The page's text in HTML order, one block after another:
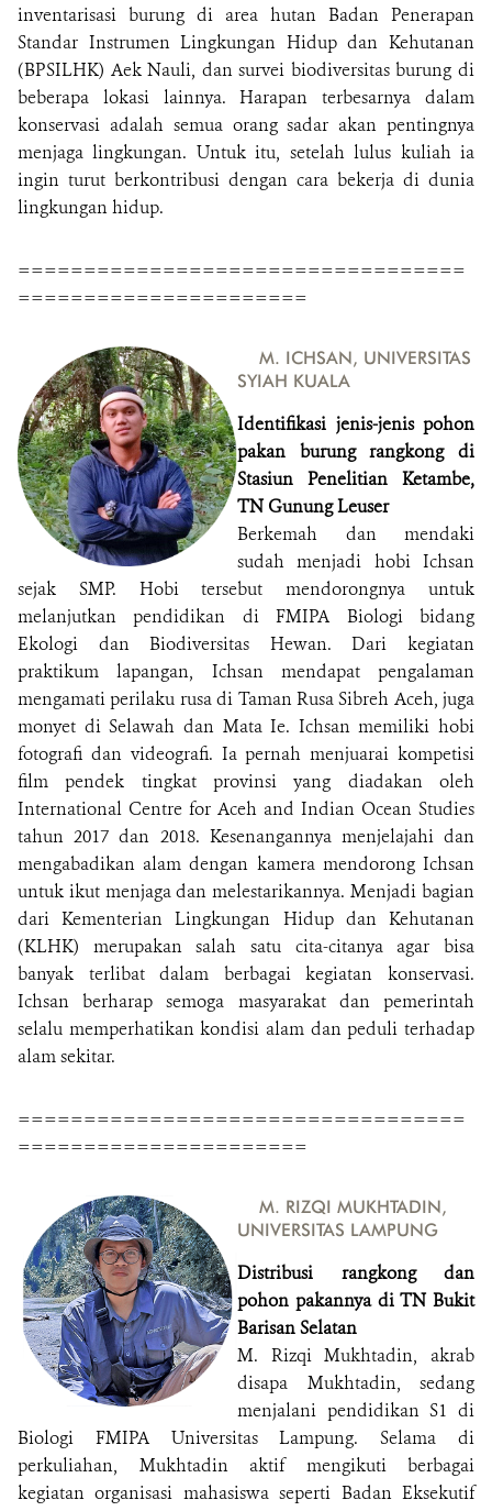
inventarisasi burung di area hutan Badan Penerapan
Standar Instrumen Lingkungan Hidup dan Kehutanan
(BPSILHK) Aek Nauli, dan survei biodiversitas burung di
beberapa lokasi lainnya. Harapan terbesarnya dalam
konservasi adalah semua orang sadar akan pentingnya
menjaga lingkungan. Untuk itu, setelah lulus kuliah ia
ingin turut berkontribusi dengan cara bekerja di dunia
lingkungan hidup.
==================================
======================
M. ICHSAN, UNIVERSITAS
SYIAH KUALA
Identifikasi jenis-jenis pohon
pakan burung rangkong di
Stasiun Penelitian Ketambe,
TN Gunung Leuser
Berkemah dan mendaki
sudah menjadi hobi Ichsan
sejak SMP. Hobi tersebut mendorongnya untuk
melanjutkan pendidikan di FMIPA Biologi bidang
Ekologi dan Biodiversitas Hewan. Dari kegiatan
praktikum lapangan, Ichsan mendapat pengalaman
mengamati perilaku rusa di Taman Rusa Sibreh Aceh, juga
monyet di Selawah dan Mata Ie. Ichsan memiliki hobi
fotografi dan videografi. Ia pernah menjuarai kompetisi
film pendek tingkat provinsi yang diadakan oleh
International Centre for Aceh and Indian Ocean Studies
tahun 2017 dan 2018. Kesenangannya menjelajahi dan
mengabadikan alam dengan kamera mendorong Ichsan
untuk ikut menjaga dan melestarikannya. Menjadi bagian
dari Kementerian Lingkungan Hidup dan Kehutanan
(KLHK) merupakan salah satu cita-citanya agar bisa
banyak terlibat dalam berbagai kegiatan konservasi.
Ichsan berharap semoga masyarakat dan pemerintah
selalu memperhatikan kondisi alam dan peduli terhadap
alam sekitar.
==================================
======================
M. RIZQI MUKHTADIN,
UNIVERSITAS LAMPUNG
Distribusi rangkong dan
pohon pakannya di TN Bukit
Barisan Selatan
M. Rizqi Mukhtadin, akrab
disapa Mukhtadin, sedang
menjalani pendidikan S1 di
Biologi FMIPA Universitas Lampung. Selama di
perkuliahan, Mukhtadin aktif mengikuti berbagai
kegiatan organisasi mahasiswa seperti Badan Eksekutif